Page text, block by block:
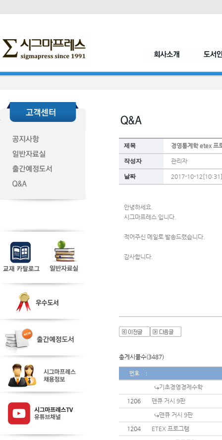
제목 경영통계학 etex 프
작성자 관리자
날짜 2017-10-12[10:31]
안녕하세요.
시그마프레스 입니다.
적어주신 메일로 발송드렸습니다.
감사합니다.
총게시물수(3487)
번호
기초경영경제수학
1206
맨큐 거시 9판
맨큐 거시 9판
1204
ETEX 프로그램